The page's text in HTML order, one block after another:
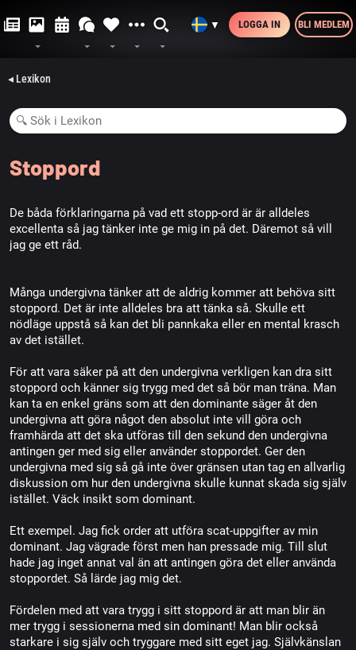
▼ LOGGA IN BLI MEDLEM
◂ Lexikon
Stoppord
De båda förklaringarna på vad ett stopp-ord är är alldeles
excellenta så jag tänker inte ge mig in på det. Däremot så vill
jag ge ett råd.
Många undergivna tänker att de aldrig kommer att behöva sitt
stoppord. Det är inte alldeles bra att tänka så. Skulle ett
nödläge uppstå så kan det bli pannkaka eller en mental krasch
av det istället.
För att vara säker på att den undergivna verkligen kan dra sitt
stoppord och känner sig trygg med det så bör man träna. Man
kan ta en enkel gräns som att den dominante säger åt den
undergivna att göra något den absolut inte vill göra och
framhärda att det ska utföras till den sekund den undergivna
antingen ger med sig eller använder stoppordet. Ger den
undergivna med sig så gå inte över gränsen utan tag en allvarlig
diskussion om hur den undergivna skulle kunnat skada sig själv
istället. Väck insikt som dominant.
Ett exempel. Jag fick order att utföra scat-uppgifter av min
dominant. Jag vägrade först men han pressade mig. Till slut
hade jag inget annat val än att antingen göra det eller använda
stoppordet. Så lärde jag mig det.
Fördelen med att vara trygg i sitt stoppord är att man blir än
mer trygg i sessionerna med sin dominant! Man blir också
starkare i sig själv och tryggare med sitt eget jag. Självkänslan